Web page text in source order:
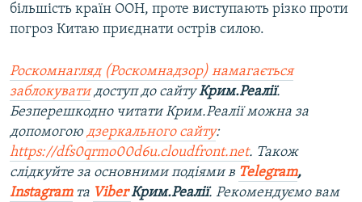
більшість країн ООН, проте виступають різко проти
погроз Китаю приєднати острів силою.
Роскомнагляд (Роскомнадзор) намагається
заблокуватидоступ до сайтуКрим.Реалії.
Безперешкодно читати Крим.Реалії можна за
допомогою дзеркального сайту:
https://dfs0qrmo00d6u.cloudfront.net. Також
слідкуйте за основними подіями в Telegram,
Instagramта ViberКрим.Реалії. Рекомендуємо вам